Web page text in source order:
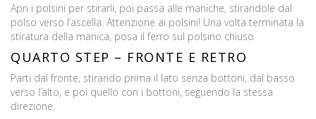
Apri i polsini per stirarli, poi passa alle maniche, stirandole dal
polso verso l’ascella. Attenzione ai polsini! Una volta terminata la
stiratura della manica, posa il ferro sul polsino chiuso
QUARTO STEP – FRONTE E RETRO
Parti dal fronte, stirando prima il lato senza bottoni, dal basso
verso l’alto, e poi quello con i bottoni, seguendo la stessa
direzione.